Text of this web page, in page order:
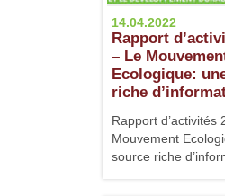
14.04.2022
Rapport
– Le
Ecologique:
riche
Rapport d’activités
Mouvement
source riche